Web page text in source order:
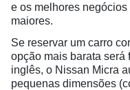
e os melhores
maiores.
Se reservar um carro
opção mais barata será
inglês, o Nissan Micra
pequenas dimensões